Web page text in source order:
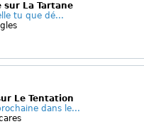
sur La Tartane
tu que dé...
Le Tentation
dans le...